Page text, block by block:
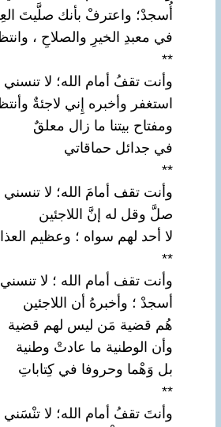
أُسجدْ؛ واعترفْ بأنك صلَّيتَ
في معبدِ الخيرِ والصلاحِ ،
**
وأنت تقفُ أمام الله؛ لا تنسني
استغفر وأخبره إِني لاجئةٌ
ومفتاح بيتنا ما زال معلقٌ
في جدائل حماقاتي
**
وأنت تقف أمامَ الله؛ لا تنسني
صلَّ وقل له إنَّ اللاجئين
لا أحد لهم سواه ؛ وعظيم
**
وأنت تقف أمام الله ؛ لا تنسني
أسجدْ ؛ وأخبرهُ أن اللاجئين
هُم قضية مَن ليس لهم قضية
وأن الوطنية ما عادتْ وطنية
بل وَهْما وحروفا في كِتاباتِ
**
وأنتَ تقفُ أمام الله؛ لا تنْسَني